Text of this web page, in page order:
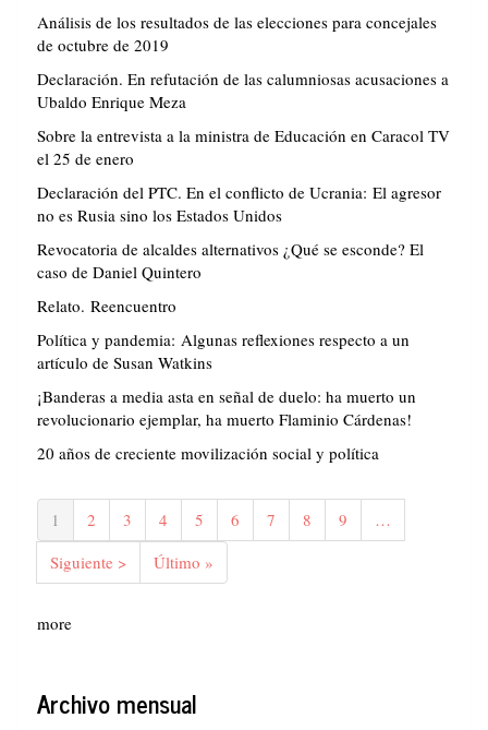
Análisis de los resultados de las elecciones para concejales
de octubre de 2019
Declaración. En refutación de las calumniosas acusaciones a
Ubaldo Enrique Meza
Sobre la entrevista a la ministra de Educación en Caracol TV
el 25 de enero
Declaración del PTC. En el conflicto de Ucrania: El agresor
no es Rusia sino los Estados Unidos
Revocatoria de alcaldes alternativos ¿Qué se esconde? El
caso de Daniel Quintero
Relato. Reencuentro
Política y pandemia: Algunas reflexiones respecto a un
artículo de Susan Watkins
¡Banderas a media asta en señal de duelo: ha muerto un
revolucionario ejemplar, ha muerto Flaminio Cárdenas!
20 años de creciente movilización social y política
Paginación
Página
actual
1 Página
2 Página
3 Página
4 Página
5 Página
6 Página
7 Página
8 Página
9
…
Siguiente
página
Siguiente >
Última
página
Último »
more
Archivo mensual